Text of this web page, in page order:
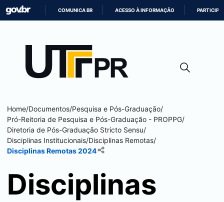
CONTEÚDO
COMUNICA BR ACESSO À INFORMAÇÃO PARTICIPE
Home/Documentos/Pesquisa e Pós-Graduação/
Pró-Reitoria de Pesquisa e Pós-Graduação - PROPPG/
Diretoria de Pós-Graduação Stricto Sensu/
Disciplinas Institucionais/Disciplinas Remotas/
Disciplinas Remotas 2024
Disciplinas